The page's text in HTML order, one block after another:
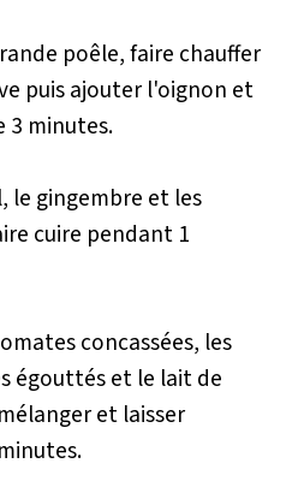
poêle, faire chauffer
puis ajouter l'oignon et
3 minutes.
le gingembre et les
cuire pendant 1
concassées, les
égouttés et le lait de
et laisser